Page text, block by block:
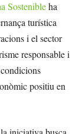
Sostenibleha
turística
i el sector
responsable i
positiu en